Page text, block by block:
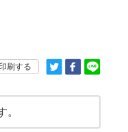
刷する